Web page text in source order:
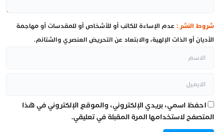
شروط النشر : عدم الإساءة للكاتب أو للأشخاص أو للمقدسات أو مهاجمة
الأديان أو الذات الإلهية، والابتعاد عن التحريض العنصري والشتائم.
احفظ اسمي، بريدي الإلكتروني، والموقع الإلكتروني في هذا
المتصفح لاستخدامها المرة المقبلة في تعليقي.